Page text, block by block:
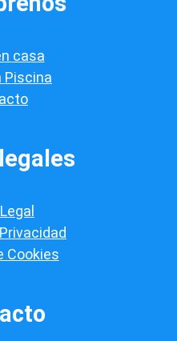
casa
Piscina
Cookies